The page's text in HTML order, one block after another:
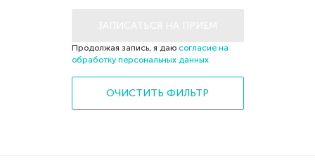
Продолжая запись, я даю согласие на
обработку персональных данных
ОЧИСТИТЬ ФИЛЬТР